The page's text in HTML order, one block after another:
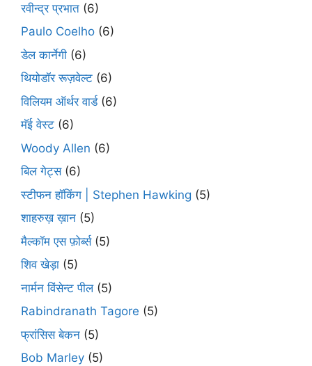
रवीन्द्र प्रभात (6)
Paulo Coelho (6)
डेल कार्नेगी (6)
थियोडॉर रूज़वेल्ट (6)
विलियम ऑर्थर वार्ड(6)
मॅई वेस्ट (6)
Woody Allen (6)
बिल गेट्स(6)
स्टीफन हॉकिंग | Stephen Hawking (5)
शाहरुख़ ख़ान (5)
मैल्कॉम एस फ़ोर्ब्स(5)
शिव खेड़ा (5)
नार्मन विंसेन्ट पील(5)
Rabindranath Tagore (5)
फ्रांसिस बेकन (5)
Bob Marley (5)